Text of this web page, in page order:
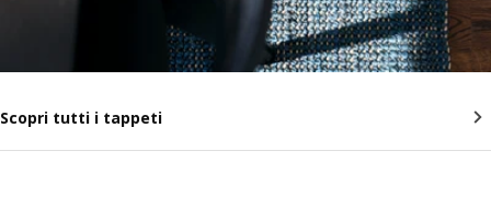
Scopri tutti i tappeti